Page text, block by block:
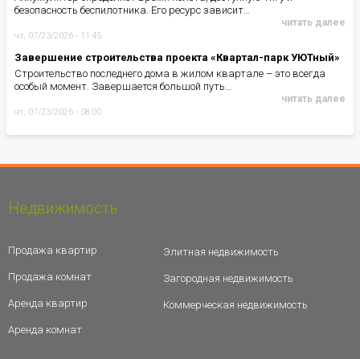
безопасность беспилотника. Его ресурс зависит…
читать далее
чт, 07/23/2026 - 11:45
Завершение строительства проекта «Квартал-парк УЮТный»
Строительство последнего дома в жилом квартале – это всегда
особый момент. Завершается большой путь…
читать далее
чт, 07/23/2026 - 08:00
Недвижимость
Продажа квартир
Продажа комнат
Аренда квартир
Аренда комнат
Элитная недвижимость
Загородная недвижимость
Коммерческая недвижимость